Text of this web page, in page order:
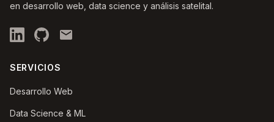
en desarrollo web, data science y análisis satelital.
SERVICIOS
Desarrollo Web
Data Science & ML